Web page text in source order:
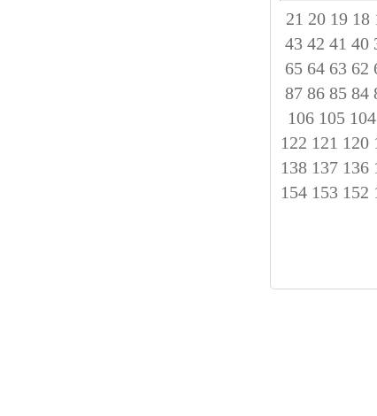
18
19
20
21
40
41
42
43
62
63
64
65
84
85
86
87
104
105
106
120
121
122
136
137
138
152
153
154